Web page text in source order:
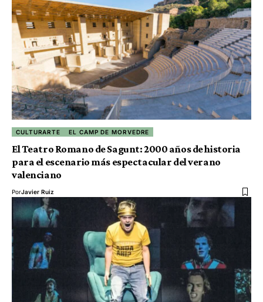
CULTURARTE EL CAMP DE MORVEDRE
El Teatro Romano de Sagunt: 2000 años de historia
para el escenario más espectacular del verano
valenciano
PorJavier Ruiz